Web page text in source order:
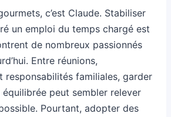
c’est Claude. Stabiliser
un emploi du temps chargé est
de nombreux passionnés
Entre réunions,
responsabilités familiales, garder
peut sembler relever
Pourtant, adopter des